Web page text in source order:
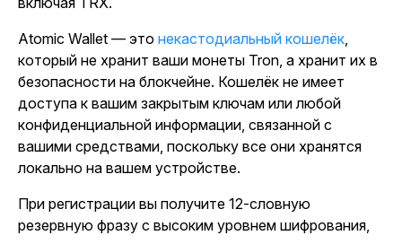
Atomic Wallet — это некастодиальный кошелёк,
который не хранит ваши монеты Tron, а хранит их в
безопасности на блокчейне. Кошелёк не имеет
доступа к вашим закрытым ключам или любой
конфиденциальной информации, связанной с
вашими средствами, поскольку все они хранятся
локально на вашем устройстве.
При регистрации вы получите 12-словную
резервную фразу с высоким уровнем шифрования,